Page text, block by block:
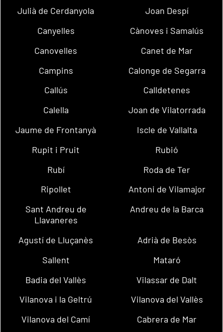
Julià de Cerdanyola
Joan Despí
Canyelles
Cànoves i Samalús
Canovelles
Canet de Mar
Campins
Calonge de Segarra
Callús
Calldetenes
Calella
Joan de Vilatorrada
Jaume de Frontanyà
Iscle de Vallalta
Rupit i Pruit
Rubió
Rubí
Roda de Ter
Ripollet
Antoni de Vilamajor
Sant Andreu de
Llavaneres
Andreu de la Barca
Agustí de Lluçanès
Adrià de Besòs
Sallent
Mataró
Badia del Vallès
Vilassar de Dalt
Vilanova i la Geltrú
Vilanova del Vallès
Vilanova del Camí
Cabrera de Mar